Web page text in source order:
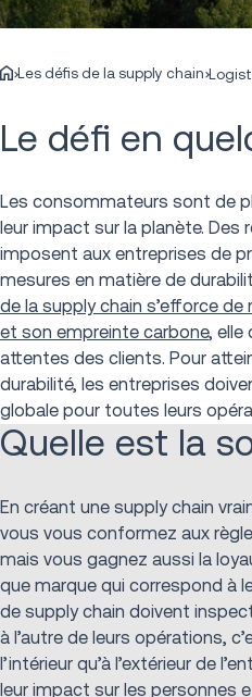
Les défis de la supply chain
Le défi en
Les consommateurs sont de
leur impact sur la planète.
imposent aux entreprises de
mesures en matière de
de la supply chain s’efforce
et son empreinte carbone, elle
attentes des clients. Pour
durabilité, les entreprises
globale pour toutes leurs
Quelle est la
En créant une supply chain
vous vous conformez aux
mais vous gagnez aussi la
que marque qui correspond à
de supply chain doivent
à l’autre de leurs opérations,
l’intérieur qu’à l’extérieur de
leur impact sur les personnes